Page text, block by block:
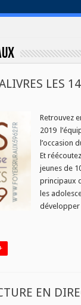
LES
Retrouvez
2019
l’occasion
Et
jeunes de
principaux
les
développer
EN